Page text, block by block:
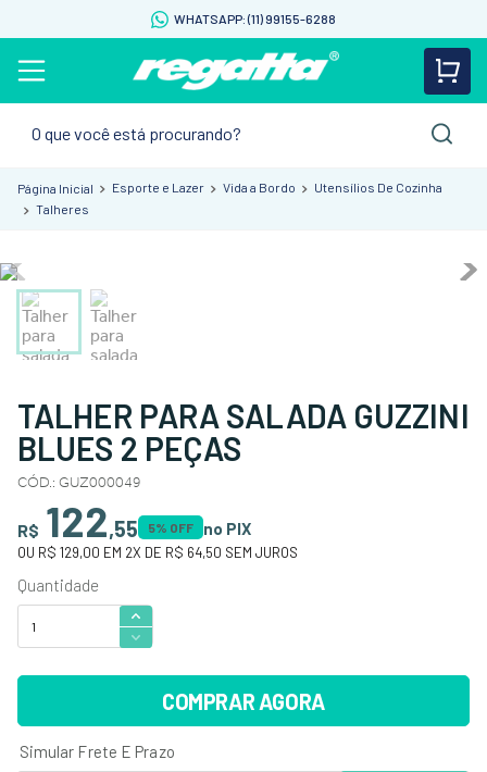
WHATSAPP: (11) 99155-6288
Esporte e Lazer Vida a Bordo
Utensílios De Cozinha
Talheres
TALHER PARA SALADA GUZZINI
BLUES 2 PEÇAS
CÓD.: GUZ000049
R$ 122,55 5% OFF no PIX
OU R$ 129,00 EM 2X DE R$ 64,50 SEM JUROS
COMPRAR AGORA